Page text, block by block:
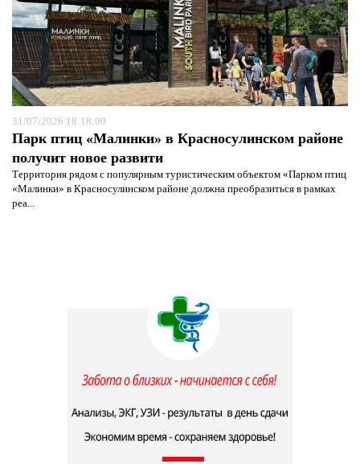
31/07/2026 18:18:00
Парк птиц «Малинки» в Красносулинском районе
получит новое развити
Территория рядом с популярным туристическим объектом «Парком птиц
«Малинки» в Красносулинском районе должна преобразиться в рамках
реа...